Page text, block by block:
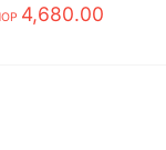
4,680.00